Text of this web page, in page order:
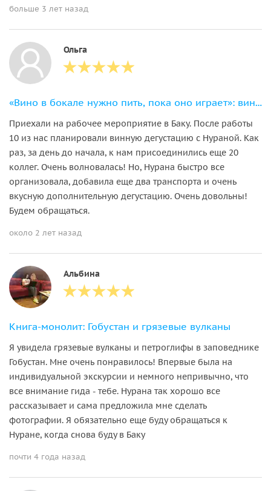
больше 3 лет назад
Ольга
«Вино в бокале нужно пить, пока оно играет»: винная дегустация
Приехали на рабочее мероприятие в Баку. После работы
10 из нас планировали винную дегустацию с Нураной. Как
раз, за день до начала, к нам присоединились еще 20
коллег. Очень волновалась! Но, Нурана быстро все
организовала, добавила еще два транспорта и очень
вкусную дополнительную дегустацию. Очень довольны!
Будем обращаться.
около 2 лет назад
Альбина
Книга-монолит: Гобустан и грязевые вулканы
Я увидела грязевые вулканы и петроглифы в заповеднике
Гобустан. Мне очень понравилось! Впервые была на
индивидуальной экскурсии и немного непривычно, что
все внимание гида - тебе. Нурана так хорошо все
рассказывает и сама предложила мне сделать
фотографии. Я обязательно еще буду обращаться к
Нуране, когда снова буду в Баку
почти 4 года назад